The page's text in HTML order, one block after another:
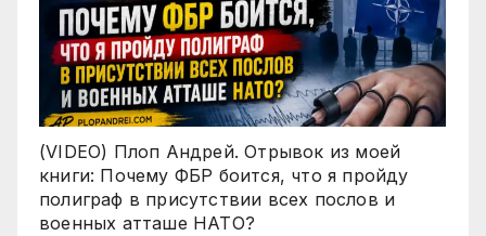
(VIDEO) Плоп Андрей. Отрывок из моей
книги: Почему ФБР боится, что я пройду
полиграф в присутствии всех послов и
военных атташе НАТО?